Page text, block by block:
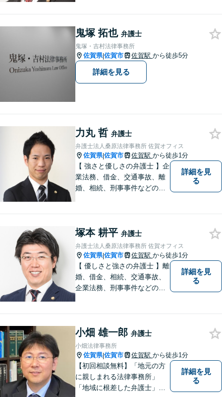
鬼塚 拓也 弁護士
鬼塚・吉村法律事務所
佐賀県|佐賀市 佐賀駅 から徒歩5分
詳細を見る
力丸 哲 弁護士
弁護士法人桑原法律事務所 佐賀オフィス
佐賀県|佐賀市 佐賀駅 から徒歩1分
【 強さと優しさの弁護士 】企
業法務、借金、交通事故、離
婚、相続、刑事事件などのご
なリーガルサービスを提供い
たします。
詳細を見
る
塚本 耕平 弁護士
弁護士法人桑原法律事務所 佐賀オフィス
佐賀県|佐賀市 佐賀駅 から徒歩1分
【 優しさと強さの弁護士 】離
婚、借金、相続、交通事故、
企業法務、刑事事件などのご
なリーガルサービスを提供い
たします。
詳細を見
る
小畑 雄一郎 弁護士
小畑法律事務所
佐賀県|佐賀市 佐賀駅 から徒歩1分
【初回相談無料】「地元の方
に親しまれる法律事務所」
「地域に根差した弁護士」を
詳細を見
る